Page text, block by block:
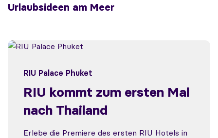
Urlaubsideen am Meer
RIU Palace Phuket
RIU kommt zum ersten Mal
nach Thailand
Erlebe die Premiere des ersten RIU Hotels in